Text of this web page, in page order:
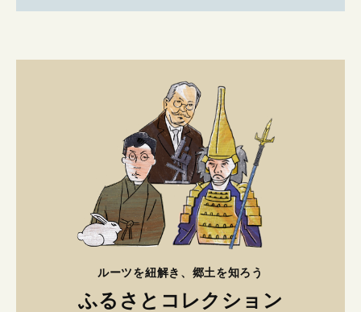
ルーツを紐解き、郷土を知ろう
ふるさとコレクション